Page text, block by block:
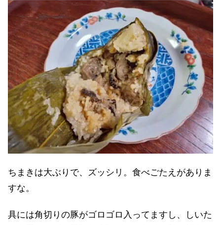
ちまきは大ぶりで、ズッシリ。食べごたえがありま
すな。
具には角切りの豚がゴロゴロ入ってますし、しいた